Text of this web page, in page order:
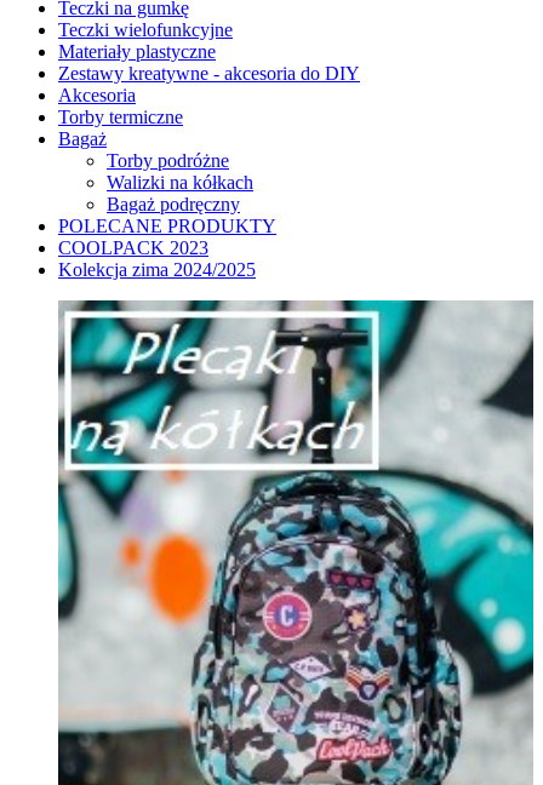
Teczki na gumkę
Teczki wielofunkcyjne
Materiały plastyczne
Zestawy kreatywne - akcesoria do DIY
Akcesoria
Torby termiczne
Bagaż
Torby podróżne
Walizki na kółkach
Bagaż podręczny
POLECANE PRODUKTY
COOLPACK 2023
Kolekcja zima 2024/2025